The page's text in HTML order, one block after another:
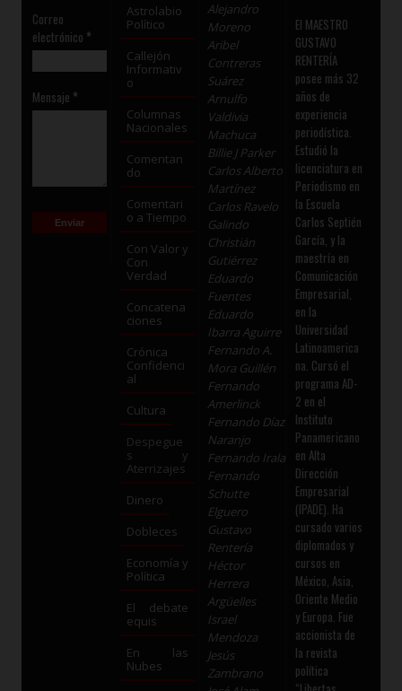
Correo
electrónico *
Mensaje *
Astrolabio
Político
Callejón
Informativ
o
Columnas
Nacionales
Comentan
do
Comentari
o a Tiempo
Con Valor y
Con
Verdad
Concatena
ciones
Crónica
Confidenci
al
Cultura
Despegue
s y
Aterrizajes
Dinero
Dobleces
Economía y
Política
El debate
equis
En las
Nubes
Alejandro
Moreno
Aribel
Contreras
Suárez
Arnulfo
Valdivia
Machuca
Billie J Parker
Carlos Alberto
Martínez
Carlos Ravelo
Galindo
Christián
Gutiérrez
Eduardo
Fuentes
Eduardo
Ibarra Aguirre
Fernando A.
Mora Guillén
Fernando
Amerlinck
Fernando Díaz
Naranjo
Fernando Irala
Fernando
Schutte
Elguero
Gustavo
Rentería
Héctor
Herrera
Argüelles
Israel
Mendoza
Jesús
Zambrano
El MAESTRO
GUSTAVO
RENTERÍA
posee más 32
años de
experiencia
periodística.
Estudió la
licenciatura en
Periodismo en
la Escuela
Carlos Septién
García, y la
maestría en
Comunicación
Empresarial,
en la
Universidad
Latinoamerica
na. Cursó el
programa AD-
2 en el
Instituto
Panamericano
en Alta
Dirección
Empresarial
(IPADE). Ha
cursado varios
diplomados y
cursos en
México, Asia,
Oriente Medio
y Europa. Fue
accionista de
la revista
política